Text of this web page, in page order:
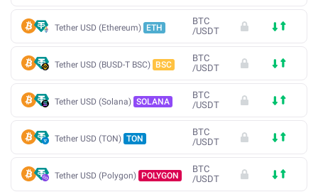
Tether USD (Ethereum) ETH
BTC
/USDT
Tether USD (BUSD-T BSC) BSC
BTC
/USDT
Tether USD (Solana) SOLANA
BTC
/USDT
Tether USD (TON) TON
BTC
/USDT
Tether USD (Polygon) POLYGON
BTC
/USDT